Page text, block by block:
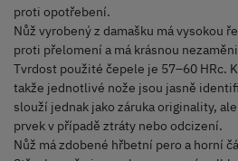
proti opotřebení.
Nůž vyrobený z damašku má vysokou
proti přelomení a má krásnou
Tvrdost použité čepele je 57–60 HRc.
takže jednotlivé nože jsou jasně
slouží jednak jako záruka originality,
prvek v případě ztráty nebo odcizení.
Nůž má zdobené hřbetní pero a horní